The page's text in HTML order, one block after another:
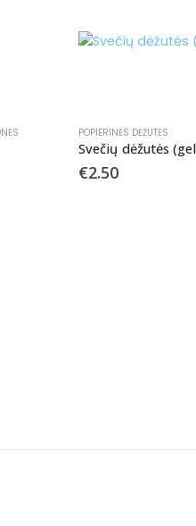
POPIERINĖS DĖŽUTĖS
Svečių dėžutės
€2.50